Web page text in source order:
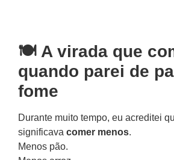
🍽️ A virada que
quando parei de
fome
Durante muito tempo, eu acreditei
significava comer menos.
Menos pão.